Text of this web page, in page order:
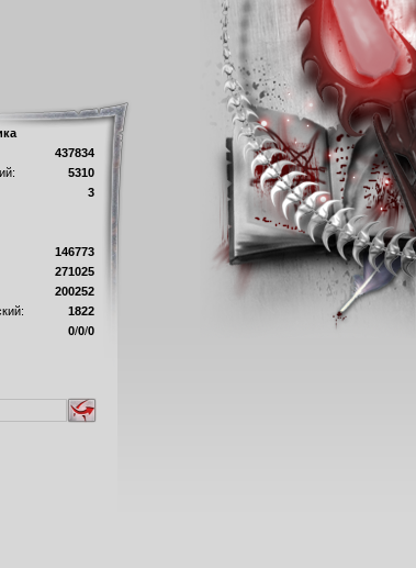
437834
5310
3
146773
271025
200252
1822
0/0/0